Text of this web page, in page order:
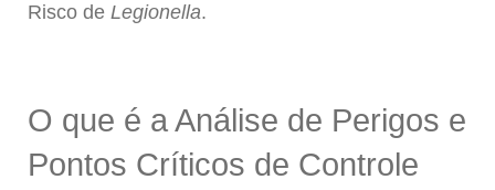
Risco de Legionella.
O que é a Análise de Perigos e
Pontos Críticos de Controle